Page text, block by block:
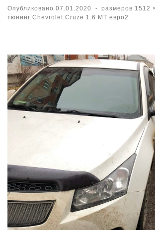
Опубликовано 07.01.2020 - размеров 1512
тюнинг Chevrolet Cruze 1.6 MT евро2